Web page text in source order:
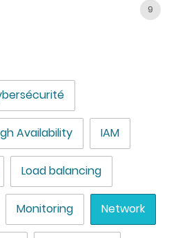
9
Availability IAM
Load balancing
Monitoring Network